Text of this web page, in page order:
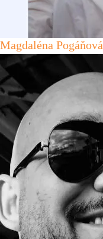
Magdaléna Pogáňová